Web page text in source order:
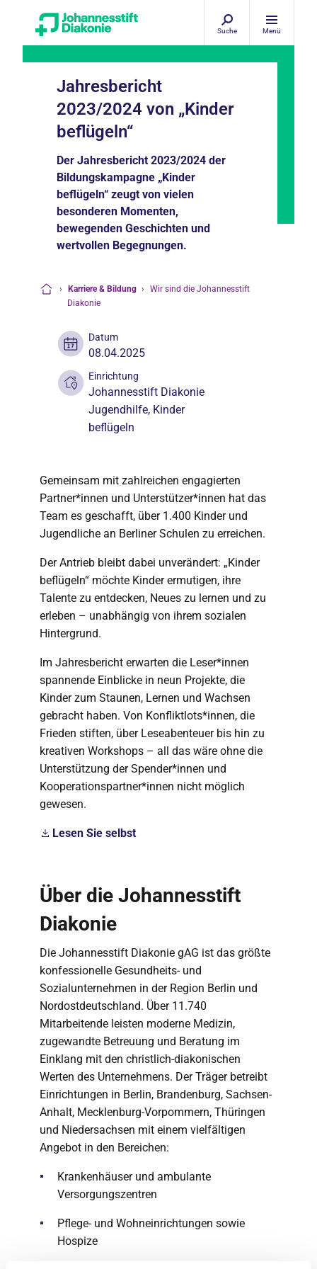
Suche Menü
Jahresbericht
2023/2024 von „Kinder
beflügeln“
Der Jahresbericht 2023/2024 der
Bildungskampagne „Kinder
beflügeln“ zeugt von vielen
besonderen Momenten,
bewegenden Geschichten und
wertvollen Begegnungen.
› Karriere & Bildung ›
Wir sind die Johannesstift
Diakonie
Datum
08.04.2025
Einrichtung
Johannesstift Diakonie
Jugendhilfe, Kinder
beflügeln
Gemeinsam mit zahlreichen engagierten
Partner*innen und Unterstützer*innen hat das
Team es geschafft, über 1.400 Kinder und
Jugendliche an Berliner Schulen zu erreichen.
Der Antrieb bleibt dabei unverändert: „Kinder
beflügeln“ möchte Kinder ermutigen, ihre
Talente zu entdecken, Neues zu lernen und zu
erleben – unabhängig von ihrem sozialen
Hintergrund.
Im Jahresbericht erwarten die Leser*innen
spannende Einblicke in neun Projekte, die
Kinder zum Staunen, Lernen und Wachsen
gebracht haben. Von Konfliktlots*innen, die
Frieden stiften, über Leseabenteuer bis hin zu
kreativen Workshops – all das wäre ohne die
Unterstützung der Spender*innen und
Kooperationspartner*innen nicht möglich
gewesen.
Lesen Sie selbst
Über die Johannesstift
Diakonie
Die Johannesstift Diakonie gAG ist das größte
konfessionelle Gesundheits- und
Sozialunternehmen in der Region Berlin und
Nordostdeutschland. Über 11.740
Mitarbeitende leisten moderne Medizin,
zugewandte Betreuung und Beratung im
Einklang mit den christlich-diakonischen
Werten des Unternehmens. Der Träger betreibt
Einrichtungen in Berlin, Brandenburg, Sachsen-
Anhalt, Mecklenburg-Vorpommern, Thüringen
und Niedersachsen mit einem vielfältigen
Angebot in den Bereichen:
Krankenhäuser und ambulante
Versorgungszentren
Pflege- und Wohneinrichtungen sowie
Hospize